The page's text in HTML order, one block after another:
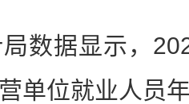
据显示，
单位就业人员